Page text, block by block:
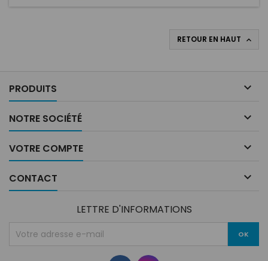
RETOUR EN HAUT 
PRODUITS 
NOTRE SOCIÉTÉ 
VOTRE COMPTE 
CONTACT 
LETTRE D'INFORMATIONS